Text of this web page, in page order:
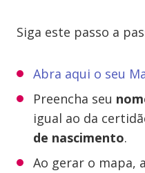
Siga este passo a
Abra aqui o seu
Preencha seu
igual ao da
de nascimento.
Ao gerar o mapa,